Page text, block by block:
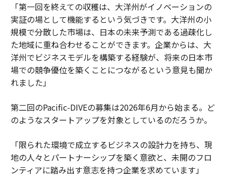
「第一回を終えての収穫は、大洋州がイノベーションの
実証の場として機能するという気づきです。大洋州の小
規模で分散した市場は、日本の未来予測である過疎化し
た地域に重ね合わせることができます。企業からは、大
洋州でビジネスモデルを構築する経験が、将来の日本市
場での競争優位を築くことにつながるという意見も聞か
れました」
第二回のPacific-DIVEの募集は2026年6月から始まる。ど
のようなスタートアップを対象としているのだろうか。
「限られた環境で成立するビジネスの設計力を持ち、現
地の人々とパートナーシップを築く意欲と、未開のフロ
ンティアに踏み出す意志を持つ企業を求めています」